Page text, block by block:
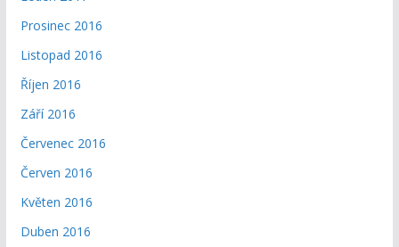
Prosinec 2016
Listopad 2016
Říjen 2016
Září 2016
Červenec 2016
Červen 2016
Květen 2016
Duben 2016